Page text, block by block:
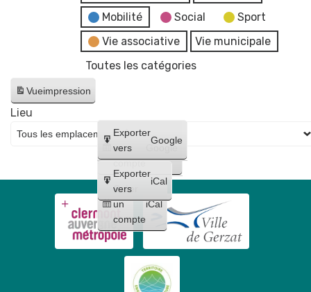
Mobilité
Social
Sport
Vie associative
Vie municipale
Toutes les catégories
Vueimpression
Créer
un
compte
Google
Créer
un
compte
iCal
Exporter
vers
Google
Exporter
vers
iCal
Lieu